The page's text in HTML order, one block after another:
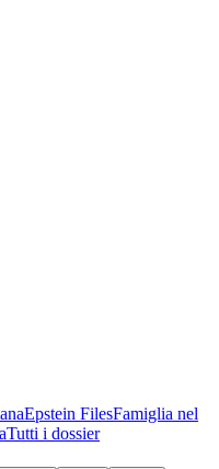
Epstein FilesFamiglia nel
Tutti i dossier